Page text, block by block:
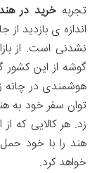
تجربه خرید در
اندازه ی بازدید
نشدنی است. از
گوشه از این کشور
هوشمندی در
توان سفر خود به
زد. هر کالایی که
هند را با خود حمل
خواهد کرد.